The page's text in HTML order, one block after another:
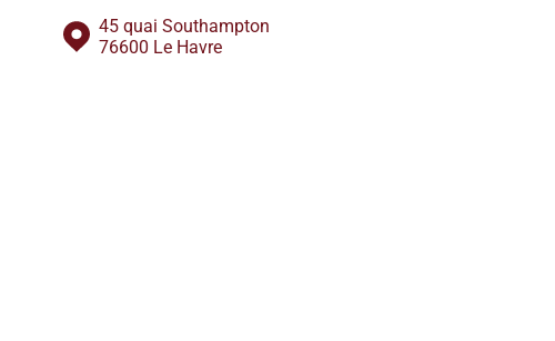
45 quai Southampton
76600 Le Havre